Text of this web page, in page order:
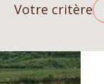
Votre critère